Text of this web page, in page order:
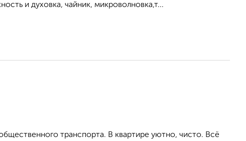
и духовка, чайник, микроволновка,т...
транспорта. В квартире уютно, чисто. Всё